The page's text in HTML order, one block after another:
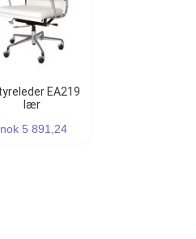
lær
nok 5 891,24